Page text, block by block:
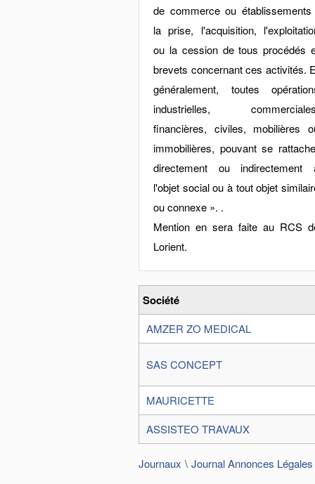
de commerce ou établissements
la prise, l'acquisition,
ou la cession de tous procédés
brevets concernant ces activités.
généralement, toutes
industrielles,
financières, civiles, mobilières
immobilières, pouvant se
directement ou indirectement
l'objet social ou à tout objet
ou connexe ». .
Mention en sera faite au RCS
Lorient.
Société
AMZER ZO MEDICAL
SAS CONCEPT
MAURICETTE
ASSISTEO TRAVAUX
Journaux Journal Annonces